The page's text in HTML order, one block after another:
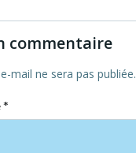
commentaire
mail ne sera pas publiée.
*